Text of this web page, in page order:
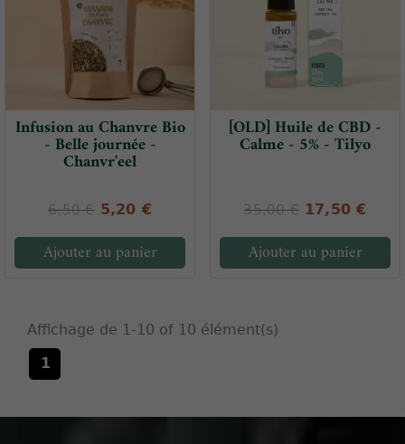
Infusion au Chanvre Bio
- Belle journée -
Chanvr'eel
6,50 € 5,20 €
Ajouter au panier
[OLD] Huile de CBD -
Calme - 5% - Tilyo
35,00 € 17,50 €
Ajouter au panier
Affichage de 1-10 of 10 élément(s)
1